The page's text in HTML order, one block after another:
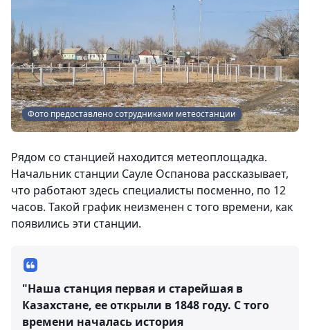
Фото предоставлено сотрудниками метеостанции
Рядом со станцией находится метеоплощадка.
Начальник станции Сауле Оспанова рассказывает,
что работают здесь специалисты посменно, по 12
часов. Такой график неизменен с того времени, как
появились эти станции.
"Наша станция первая и старейшая в
Казахстане, ее открыли в 1848 году. С того
времени началась история